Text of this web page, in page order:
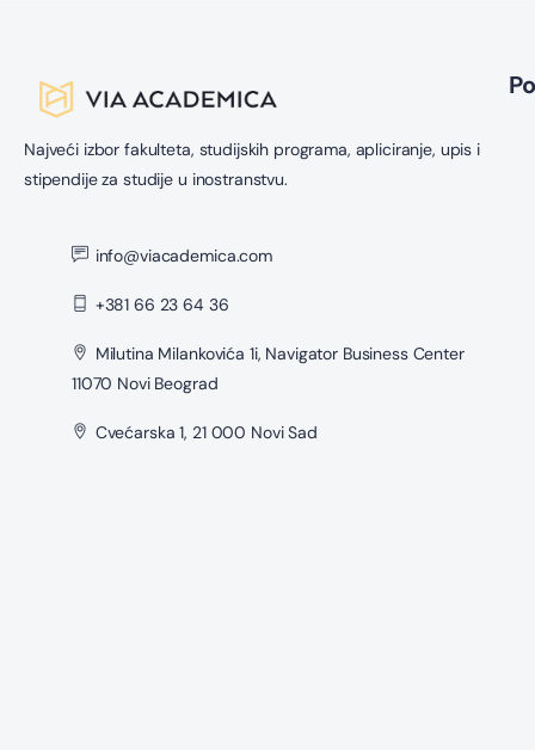
Najveći izbor fakulteta, studijskih programa, apliciranje, upis i
stipendije za studije u inostranstvu.
info@viacademica.com
+381 66 23 64 36
Milutina Milankovića 1i, Navigator Business Center
11070 Novi Beograd
Cvećarska 1, 21 000 Novi Sad